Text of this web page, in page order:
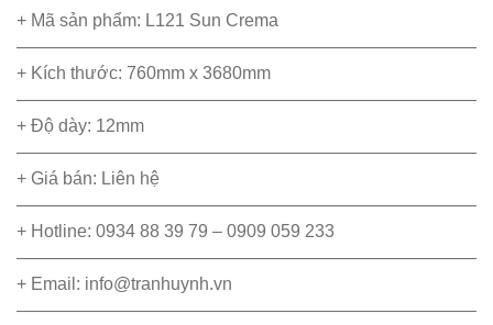
+ Mã sản phẩm: L121 Sun Crema
+ Kích thước: 760mm x 3680mm
+ Độ dày: 12mm
+ Giá bán: Liên hệ
+ Hotline: 0934 88 39 79 – 0909 059 233
+ Email: info@tranhuynh.vn